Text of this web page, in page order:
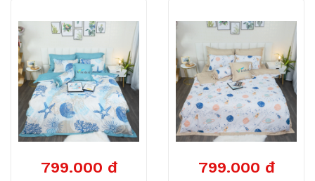
799.000 đ 799.000 đ